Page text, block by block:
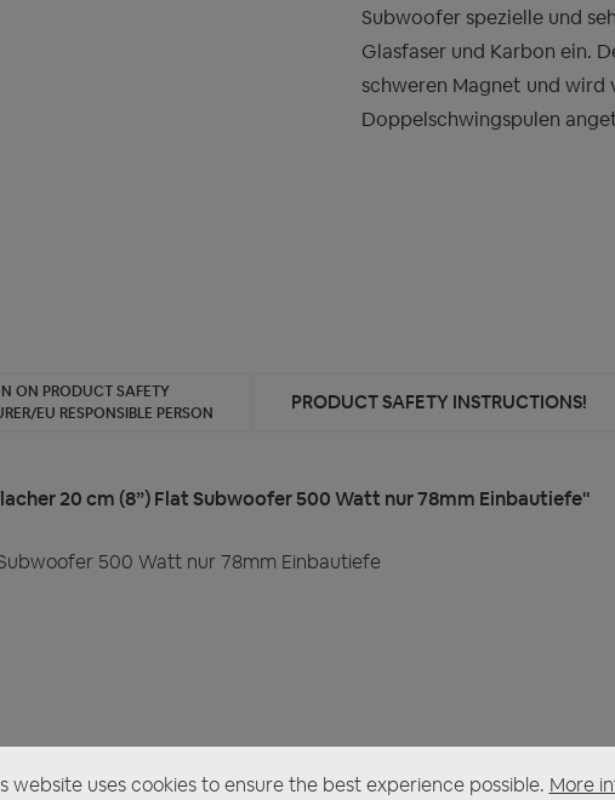
Subwoofer spezielle und
Glasfaser und Karbon ein.
schweren Magnet und wird
Doppelschwingspulen
ON PRODUCT SAFETY
EU RESPONSIBLE PERSON
PRODUCT SAFETY INSTRUCTIONS!
20 cm (8”) Flat Subwoofer 500 Watt nur 78mm Einbautiefe"
500 Watt nur 78mm Einbautiefe
website uses cookies to ensure the best experience possible. More